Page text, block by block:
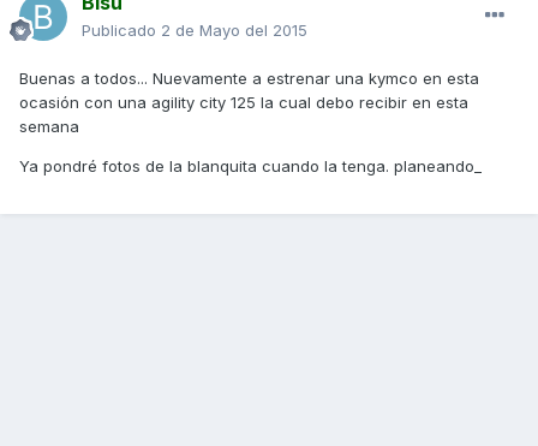
Publicado 2 de Mayo del 2015
Buenas a todos... Nuevamente a estrenar una kymco en esta
ocasión con una agility city 125 la cual debo recibir en esta
semana
Ya pondré fotos de la blanquita cuando la tenga. planeando_